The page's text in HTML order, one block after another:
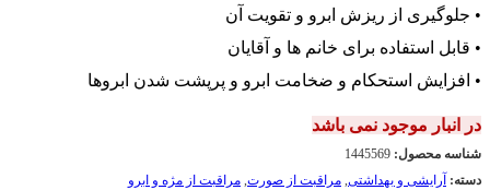
• جلوگیری از ریزش ابرو و تقویت آن
• قابل استفاده برای خانم ها و آقایان
• افزایش استحکام و ضخامت ابرو و پرپشت شدن ابروها
در انبار موجود نمی باشد
شناسه محصول: 1445569
دسته: آرایشی و بهداشتی, مراقبت از صورت, مراقبت از مژه و ابرو